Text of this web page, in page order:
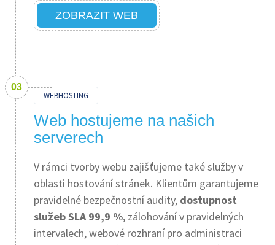
ZOBRAZIT WEB
WEBHOSTING
Web hostujeme na našich
serverech
V rámci tvorby webu zajišťujeme také služby v
oblasti hostování stránek. Klientům garantujeme
pravidelné bezpečnostní audity, dostupnost
služeb SLA 99,9 %, zálohování v pravidelných
intervalech, webové rozhraní pro administraci